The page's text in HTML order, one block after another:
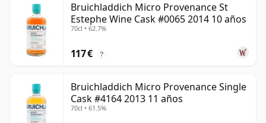
Bruichladdich Micro Provenance St
Estephe Wine Cask #0065 2014 10 años
70cl • 62.7%
117 € ?
Bruichladdich Micro Provenance Single
Cask #4164 2013 11 años
70cl • 61.5%